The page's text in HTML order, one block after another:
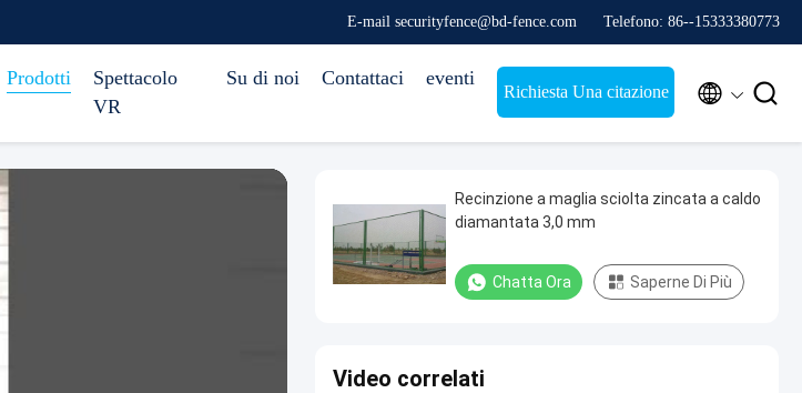
E-mail securityfence@bd-fence.com Telefono: 86--15333380773
Prodotti
Spettacolo
VR
Su di noi Contattaci eventi
Richiesta Una citazione  
Recinzione a maglia sciolta zincata a caldo
diamantata 3,0 mm
Chatta Ora Saperne Di Più
Video correlati